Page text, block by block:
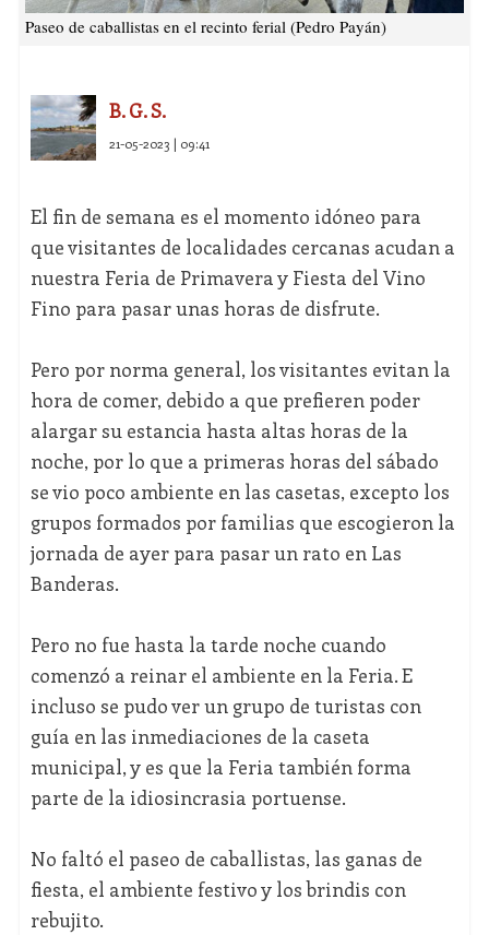
Paseo de caballistas en el recinto ferial (Pedro Payán)
B. G. S.
21-05-2023 | 09:41
El fin de semana es el momento idóneo para
que visitantes de localidades cercanas acudan a
nuestra Feria de Primavera y Fiesta del Vino
Fino para pasar unas horas de disfrute.
Pero por norma general, los visitantes evitan la
hora de comer, debido a que prefieren poder
alargar su estancia hasta altas horas de la
noche, por lo que a primeras horas del sábado
se vio poco ambiente en las casetas, excepto los
grupos formados por familias que escogieron la
jornada de ayer para pasar un rato en Las
Banderas.
Pero no fue hasta la tarde noche cuando
comenzó a reinar el ambiente en la Feria. E
incluso se pudo ver un grupo de turistas con
guía en las inmediaciones de la caseta
municipal, y es que la Feria también forma
parte de la idiosincrasia portuense.
No faltó el paseo de caballistas, las ganas de
fiesta, el ambiente festivo y los brindis con
rebujito.